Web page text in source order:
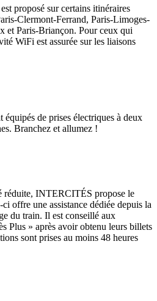
proposé sur certains itinéraires
Clermont-Ferrand, Paris-Limoges-
et Paris-Briançon. Pour ceux qui
WiFi est assurée sur les liaisons
de prises électriques à deux
Branchez et allumez !
réduite, INTERCITÉS propose le
offre une assistance dédiée depuis la
du train. Il est conseillé aux
Plus » après avoir obtenu leurs billets
sont prises au moins 48 heures